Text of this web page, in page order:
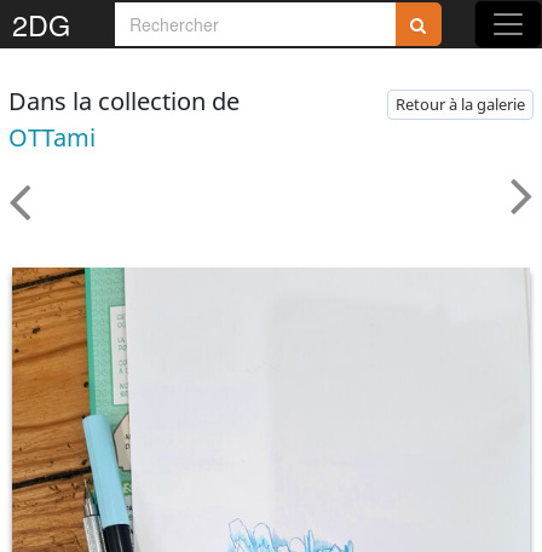
2DG
Dans la collection de
OTTami
Retour à la galerie